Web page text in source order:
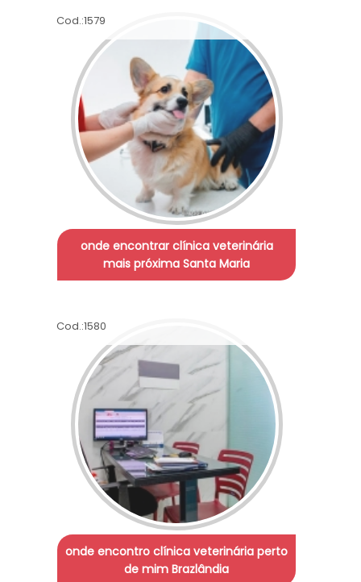
Cod.:1579
onde encontrar clínica veterinária
mais próxima Santa Maria
Cod.:1580
onde encontro clínica veterinária perto
de mim Brazlândia